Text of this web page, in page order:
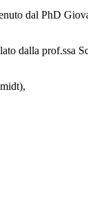
dal PhD
dalla prof.ssa